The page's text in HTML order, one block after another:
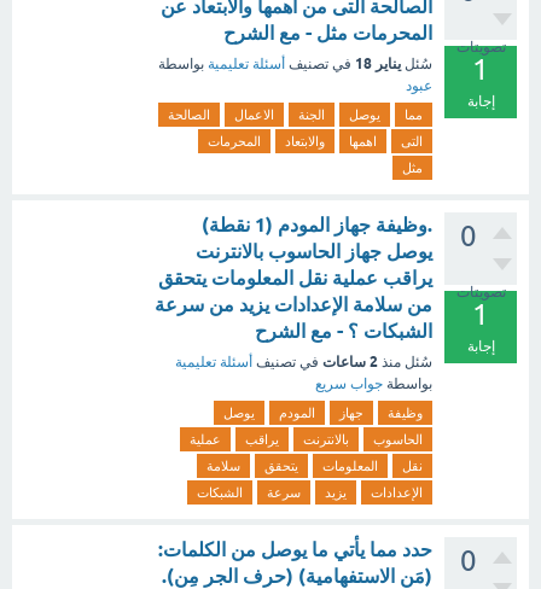
تصويتات
1
إجابة
الصالحة التى من اهمها والابتعاد عن
المحرمات مثل - مع الشرح
سُئل يناير 18 في تصنيف أسئلة تعليمية بواسطة
عبود
مما يوصل الجنة الاعمال
الصالحة
التى
اهمها والابتعاد
المحرمات
مثل
0
تصويتات
1
إجابة
.وظيفة جهاز المودم (1 نقطة)
يوصل جهاز الحاسوب بالانترنت
يراقب عملية نقل المعلومات يتحقق
من سلامة الإعدادات يزيد من سرعة
الشبكات ؟ - مع الشرح
سُئل منذ 2 ساعات في تصنيف أسئلة تعليمية
بواسطة جواب سريع
وظيفة جهاز المودم
يوصل
الحاسوب
بالانترنت يراقب
عملية
نقل
المعلومات يتحقق
سلامة
الإعدادات
يزيد سرعة الشبكات
0
حدد مما يأتي ما يوصل من الكلمات:
(مَن الاستفهامية) (حرف الجر مِن).